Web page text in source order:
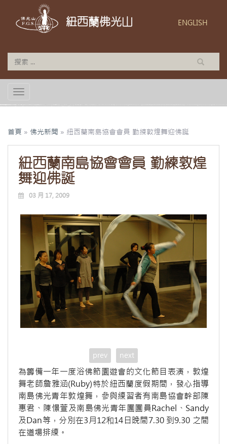
紐西蘭佛光山 ENGLISH
TOGGLE NAVIGATION
首頁 » 佛光新聞 » 紐西蘭南島協會會員 勤練敦煌舞迎佛誕
紐西蘭南島協會會員 勤練敦煌
舞迎佛誕
03 月 17, 2009
prev next
為籌備一年一度浴佛節園遊會的文化節目表演，敦煌
舞老師詹雅涵(Ruby)特於紐西蘭度假期間，發心指導
南島佛光青年敦煌舞，參與練習者有南島協會幹部陳
惠君、陳憬萱及南島佛光青年團團員Rachel、Sandy
及Dan等，分別在3月12和14日晚間7.30 到9.30 之間
在道場排練。